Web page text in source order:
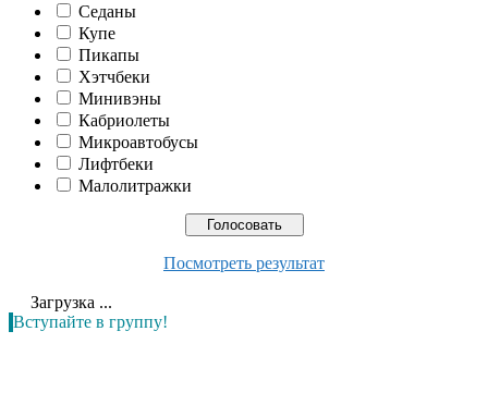
Седаны
Купе
Пикапы
Хэтчбеки
Минивэны
Кабриолеты
Микроавтобусы
Лифтбеки
Малолитражки
Посмотреть результат
Загрузка ...
Вступайте в группу!